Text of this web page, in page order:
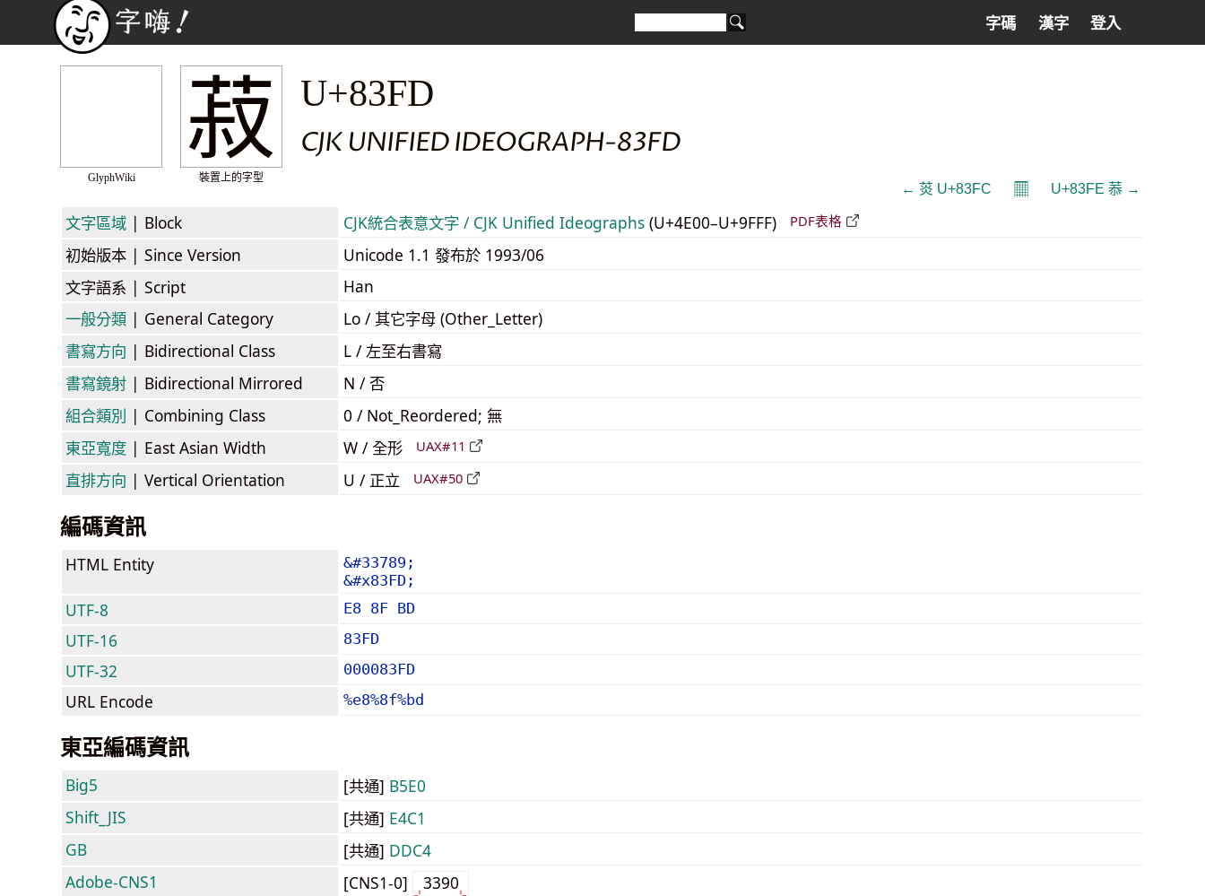
字碼 漢字 登入
GlyphWiki
菽
裝置上的字型
U+83FD
CJK UNIFIED IDEOGRAPH-83FD
← 菼 U+83FC 𝄜 U+83FE 菾 →
文字區域 | Block CJK統合表意文字 / CJK Unified Ideographs (U+4E00–U+9FFF) PDF表格
初始版本 | Since Version
Unicode 1.1 發布於 1993/06
文字語系 | Script
Han
一般分類 | General Category
Lo / 其它字母 (Other_Letter)
書寫方向 | Bidirectional Class
L / 左至右書寫
書寫鏡射 | Bidirectional Mirrored
N / 否
組合類別 | Combining Class
0 / Not_Reordered; 無
東亞寬度 | East Asian Width W / 全形 UAX#11
直排方向 | Vertical Orientation U / 正立 UAX#50
編碼資訊
HTML Entity
&#33789;
&#x83FD;
UTF-8 E8 8F BD
UTF-16 83FD
UTF-32 000083FD
URL Encode %e8%8f%bd
東亞編碼資訊
Big5 [共通] B5E0
Shift_JIS
[共通] E4C1
GB
[共通] DDC4
Adobe-CNS1
[CNS1-0] 3390